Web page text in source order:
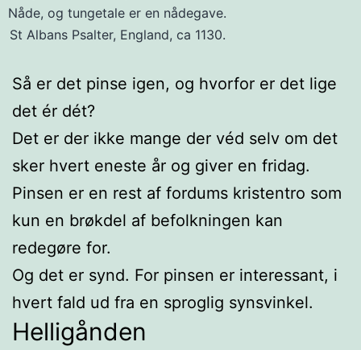
Nåde, og tungetale er en nådegave.
St Albans Psalter, England, ca 1130.
Så er det pinse igen, og hvorfor er det lige
det ér dét?
Det er der ikke mange der véd selv om det
sker hvert eneste år og giver en fridag.
Pinsen er en rest af fordums kristentro som
kun en brøkdel af befolkningen kan
redegøre for.
Og det er synd. For pinsen er interessant, i
hvert fald ud fra en sproglig synsvinkel.
Helligånden